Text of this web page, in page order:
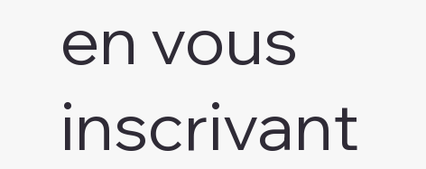
en vous
inscrivant